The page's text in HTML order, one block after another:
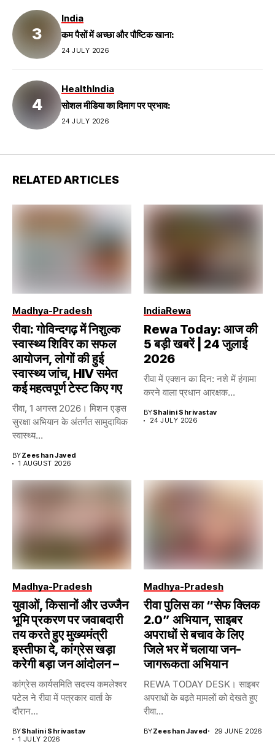
India
कम पैसों में अच्छा और पौष्टिक खाना:
24 JULY 2026
HealthIndia
सोशल मीडिया का दिमाग पर प्रभाव:
24 JULY 2026
RELATED ARTICLES
Madhya-Pradesh
रीवा: गोविन्दगढ़ में निशुल्क
स्वास्थ्य शिविर का सफल
आयोजन, लोगों की हुई
स्वास्थ्य जांच, HIV समेत
कई महत्वपूर्ण टेस्ट किए गए
रीवा, 1 अगस्त 2026। मिशन एड्स
सुरक्षा अभियान के अंतर्गत सामुदायिक
स्वास्थ्य...
BYZeeshan Javed
1 AUGUST 2026
IndiaRewa
Rewa Today: आज की
5 बड़ी खबरें | 24 जुलाई
2026
रीवा में एक्शन का दिन: नशे में हंगामा
करने वाला प्रधान आरक्षक...
BYShalini Shrivastav
24 JULY 2026
Madhya-Pradesh
युवाओं, किसानों और उज्जैन
भूमि प्रकरण पर जवाबदारी
तय करते हुए मुख्यमंत्री
इस्तीफा दे, कांग्रेस खड़ा
करेगी बड़ा जन आंदोलन –
कांग्रेस कार्यसमिति सदस्य कमलेश्वर
पटेल ने रीवा में पत्रकार वार्ता के
दौरान...
BYShalini Shrivastav
1 JULY 2026
Madhya-Pradesh
रीवा पुलिस का “सेफ क्लिक
2.0” अभियान, साइबर
अपराधों से बचाव के लिए
जिले भर में चलाया जन-
जागरूकता अभियान
REWA TODAY DESK। साइबर
अपराधों के बढ़ते मामलों को देखते हुए
रीवा...
BYZeeshan Javed 29 JUNE 2026